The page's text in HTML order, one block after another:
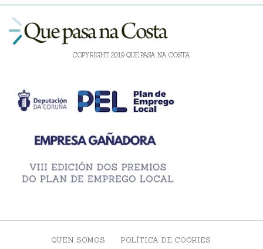
COPYRIGHT 2019 QUE PASA NA COSTA
QUEN SOMOS POLÍTICA DE COOKIES